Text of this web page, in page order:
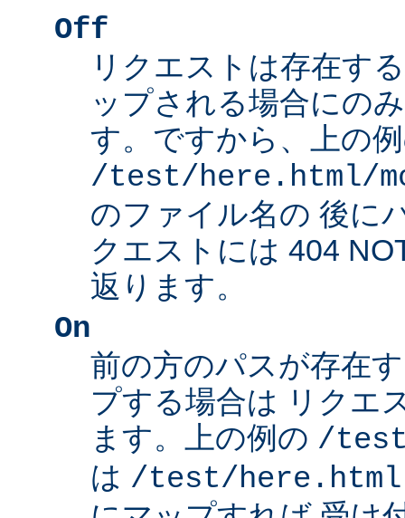
Off
リクエストは存在す
ップされる場合にの
す。ですから、上の
/test/here.html/
のファイル名の 後に
クエストには 404
返ります。
On
前の方のパスが存在
プする場合は リクエ
ます。上の例の /
は /test/here.html